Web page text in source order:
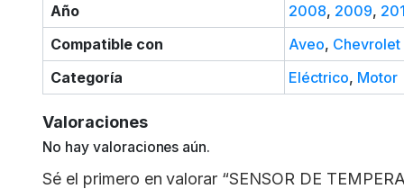
Año 2008, 2009,
Compatible con
Aveo, Chevrolet
Categoría
Eléctrico, Motor
Valoraciones
No hay valoraciones aún.
Sé el primero en valorar “SENSOR DE